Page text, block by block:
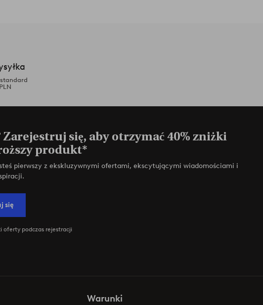
Zarejestruj się, aby otrzymać 40% zniżki
produkt*
pierwszy z ekskluzywnymi ofertami, ekscytującymi wiadomościami i
się
oferty podczas rejestracji
Warunki